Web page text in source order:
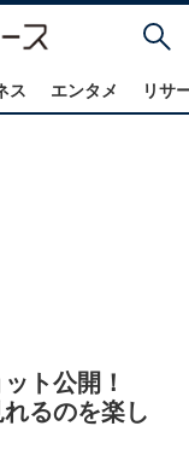
ス エンタメ リサ
ト公開！
るのを楽し